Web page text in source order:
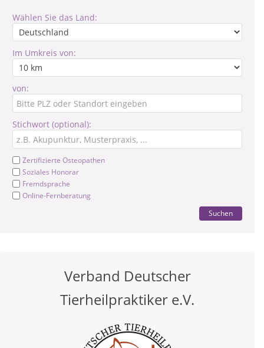
Wählen Sie das Land:
Im Umkreis von:
von:
Stichwort (optional):
Zertifizierte Osteopathen
Soziales Honorar
Fremdsprache
Online-Fernberatung
Suchen
Verband Deutscher
Tierheilpraktiker e.V.